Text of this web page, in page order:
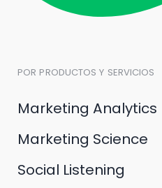
POR PRODUCTOS Y SERVICIOS
Marketing Analytics
Marketing Science
Social Listening